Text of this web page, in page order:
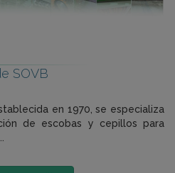
SOVB
en 1970, se especializa
de escobas y cepillos para